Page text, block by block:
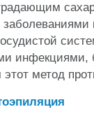
инфекциями,
метод